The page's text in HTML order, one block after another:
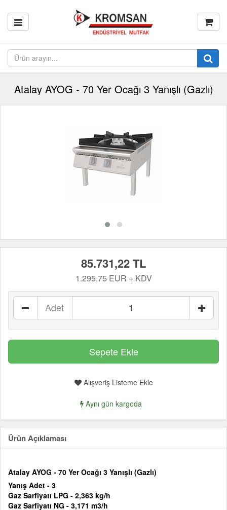
Atalay AYOG - 70 Yer Ocağı 3 Yanışlı (Gazlı)
85.731,22 TL
1.295,75 EUR + KDV
Adet
Alışveriş Listeme Ekle
Aynı gün kargoda
Ürün Açıklaması
Atalay AYOG - 70 Yer Ocağı 3 Yanışlı (Gazlı)
Yanış Adet - 3
Gaz Sarfiyatı LPG - 2,363 kg/h
Gaz Sarfiyatı NG - 3,171 m3/h